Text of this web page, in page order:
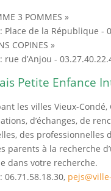
3 POMMES »
Place de la République -
COPINES »
rue d’Anjou -
Petite Enfance
les villes Vieux-Condé,
d’échanges, de
des professionnelles
parents à la recherche
dans votre recherche.
06.71.58.18.30,